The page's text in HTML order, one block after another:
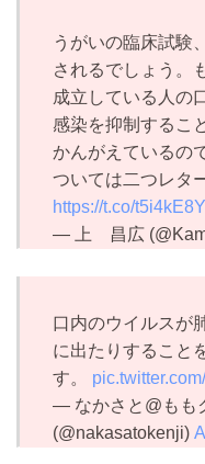
うがいの臨床試験
されるでしょう。
成立している人の
感染を抑制するこ
かんがえているの
ついては二つレタ
https://t.co/
— 上 昌広
口内のウイルスが
に出たりすること
す。
— なかさと@もも
(@nakasatokenji)